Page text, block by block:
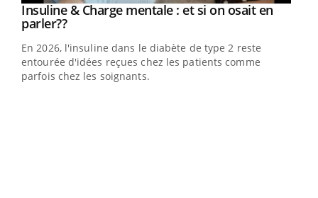
Youtube
Insuline & Charge mentale : et si on osait en
parler??Youtube
En 2026, l'insuline dans le diabète de type 2 reste
entourée d'idées reçues chez les patients comme
parfois chez les soignants.